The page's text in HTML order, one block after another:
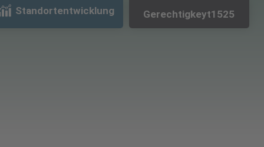
Standortentwicklung Gerechtigkeyt1525